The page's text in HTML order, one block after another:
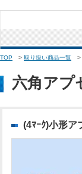
TOP > 取り扱い商品一覧 >
六角アプ
(4ﾏｰｸ)小形ア